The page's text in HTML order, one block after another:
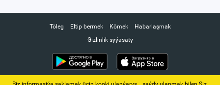
Töleg Eltip bermek Kömek
Habarlaşmak
Gizlinlik syýasaty